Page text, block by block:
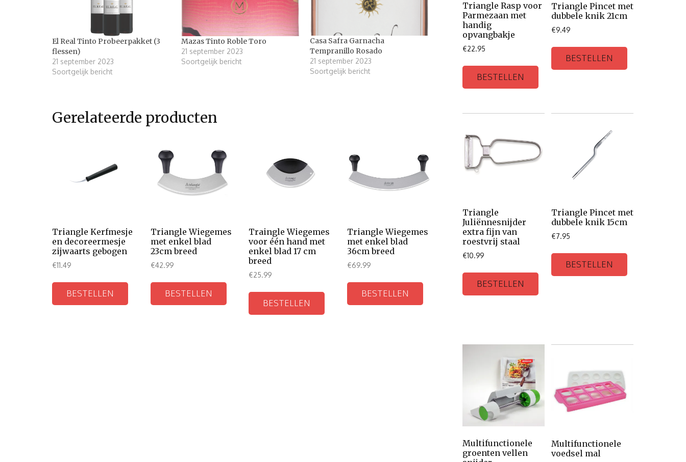
El Real Tinto Probeerpakket (3
flessen)
21 september 2023
Soortgelijk bericht
Mazas Tinto Roble Toro
21 september 2023
Soortgelijk bericht
Casa Safra Garnacha
Tempranillo Rosado
21 september 2023
Soortgelijk bericht
Gerelateerde producten
Triangle Kerfmesje
en decoreermesje
zijwaarts gebogen
€11.49
BESTELLEN
Triangle Wiegemes
met enkel blad
23cm breed
€42.99
BESTELLEN
Traingle Wiegemes
voor één hand met
enkel blad 17 cm
breed
€25.99
BESTELLEN
Triangle Wiegemes
met enkel blad
36cm breed
€69.99
BESTELLEN
Triangle Rasp voor
Parmezaan met
handig
opvangbakje
€22.95
BESTELLEN
Triangle Pincet met
dubbele knik 21cm
€9.49
BESTELLEN
Triangle
Juliënnesnijder
extra fijn van
roestvrij staal
€10.99
BESTELLEN
Triangle Pincet met
dubbele knik 15cm
€7.95
BESTELLEN
Multifunctionele
groenten vellen
Multifunctionele
voedsel mal